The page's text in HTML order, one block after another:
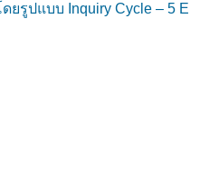
รูปแบบ Inquiry Cycle – 5 E